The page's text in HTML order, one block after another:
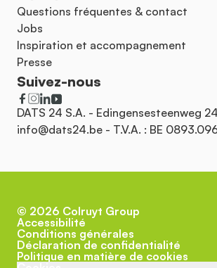
Questions fréquentes & contact
Jobs
Inspiration et accompagnement
Presse
Suivez-nous
DATS 24 S.A. - Edingensesteenweg
info@dats24.be - T.V.A. : BE
© 2026 Colruyt Group
Accessibilité
Conditions générales
Déclaration de confidentialité
Politique en matière de cookies